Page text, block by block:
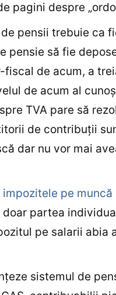
pagini despre
pensii trebuie ca
pensie să fie
de acum, a
de acum al
TVA pare să
de contribuţii
dar nu vor mai
pe muncă
doar partea
pe salarii abia
sistemul de